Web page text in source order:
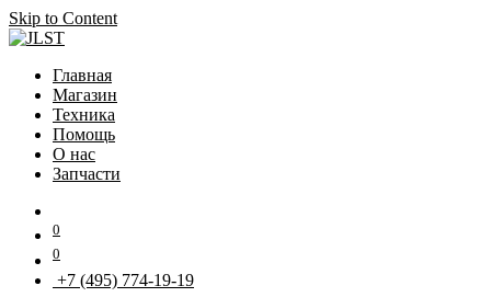
Skip to Content
Главная
Магазин
Техника
Помощь
О нас
Запчасти
0
0
+7 (495) 774-19-19